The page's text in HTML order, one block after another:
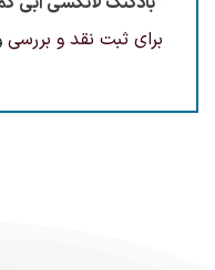
برای ثبت نقد و بررسی